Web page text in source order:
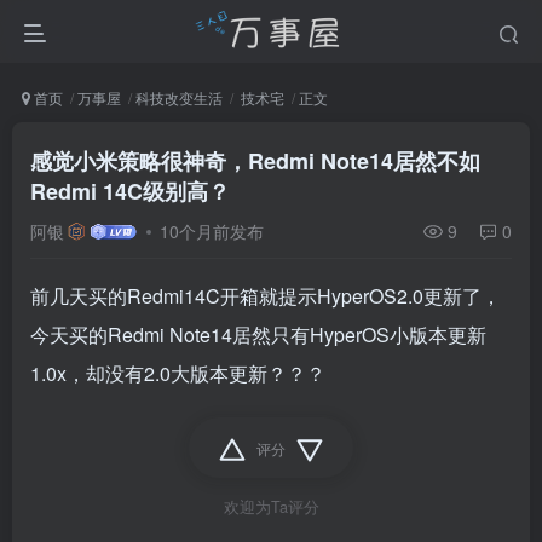
首页 万事屋 科技改变生活 技术宅 正文
感觉小米策略很神奇，Redmi Note14居然不如
Redmi 14C级别高？
阿银 10个月前发布 9 0
前几天买的Redmi14C开箱就提示HyperOS2.0更新了，
今天买的Redmi Note14居然只有HyperOS小版本更新
1.0x，却没有2.0大版本更新？？？
评分
欢迎为Ta评分